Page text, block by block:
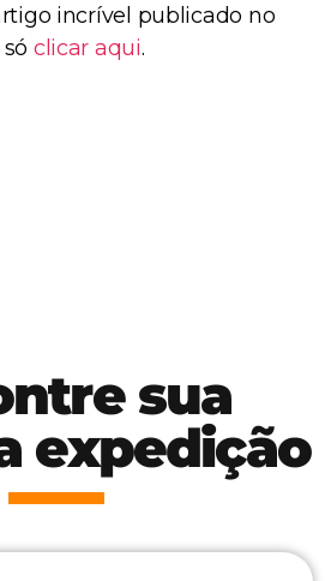
incrível publicado no
clicar aqui.
sua
expedição